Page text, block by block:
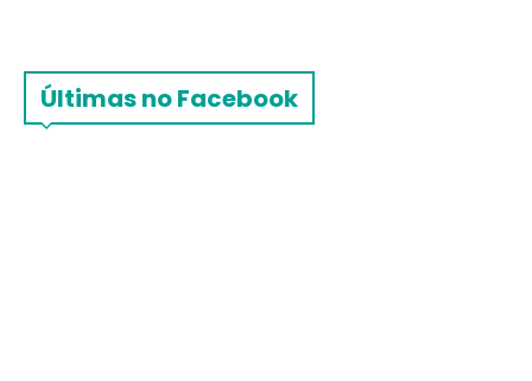
Últimas no Facebook